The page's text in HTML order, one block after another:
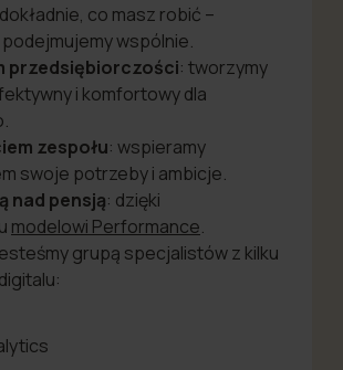
co masz robić –
wspólnie.
przedsiębiorczości: tworzymy
i komfortowy dla
zespołu: wspieramy
swoje potrzeby i ambicje.
nad pensją: dzięki
modelowi Performance.
grupą specjalistów z kilku